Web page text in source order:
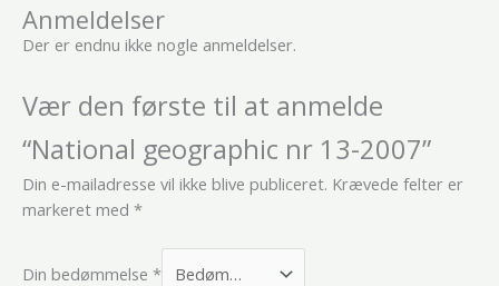
Anmeldelser
Der er endnu ikke nogle anmeldelser.
Vær den første til at anmelde
“National geographic nr 13-2007”
Din e-mailadresse vil ikke blive publiceret. Krævede felter er
markeret med *
Din bedømmelse *